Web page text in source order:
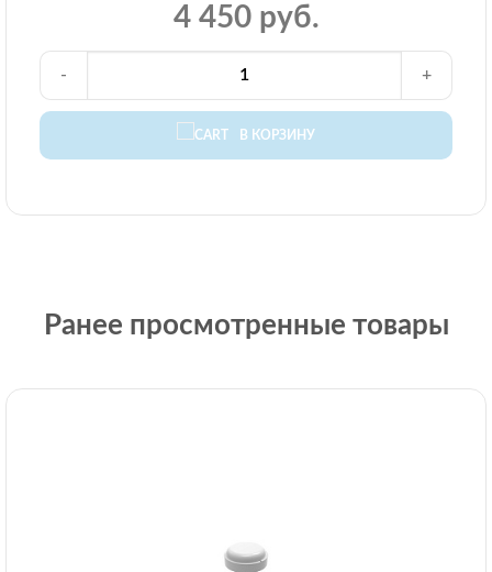
4 450 руб.
В КОРЗИНУ
- +
Ранее просмотренные товары